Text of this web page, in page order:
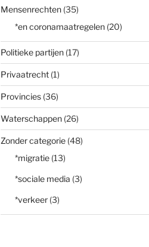
Mensenrechten(35)
*en coronamaatregelen(20)
Politieke partijen(17)
Privaatrecht(1)
Provincies(36)
Waterschappen(26)
Zonder categorie(48)
*migratie(13)
*sociale media (3)
*verkeer(3)